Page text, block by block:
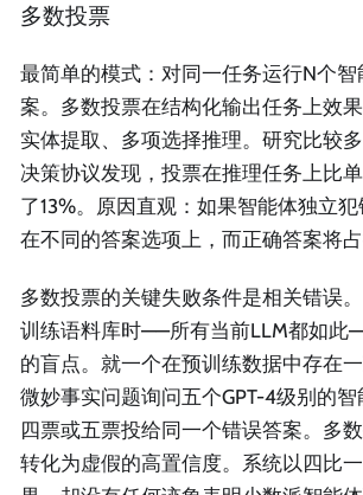
多数投票
最简单的模式：对同一任务运行N个
案。多数投票在结构化输出任务上效
实体提取、多项选择推理。研究比较
决策协议发现，投票在推理任务上比
了13%。原因直观：如果智能体独立
在不同的答案选项上，而正确答案将占
多数投票的关键失败条件是相关错误
训练语料库时——所有当前LLM都如此
的盲点。就一个在预训练数据中存在
微妙事实问题询问五个GPT-4级别的智
四票或五票投给同一个错误答案。多
转化为虚假的高置信度。系统以四比